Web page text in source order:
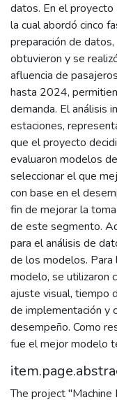
datos. En el
la cual abordó cinco
preparación de
obtuvieron y se
afluencia de
hasta 2024,
demanda. El análisis
estaciones,
que el proyecto
evaluaron modelos
seleccionar el que
con base en el
fin de mejorar la
de este segmento.
para el análisis de
de los modelos. Para
modelo, se utilizaron
ajuste visual, tiempo
de implementación y
desempeño. Como
fue el mejor modelo
The project